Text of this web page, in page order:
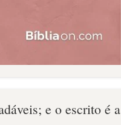
e o escrito é a